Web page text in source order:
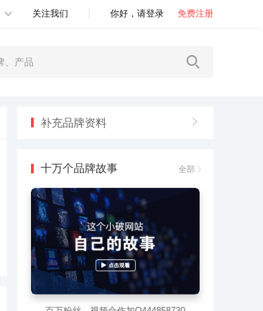
关注我们 你好，请登录 免费注册
补充品牌资料
十万个品牌故事 全部